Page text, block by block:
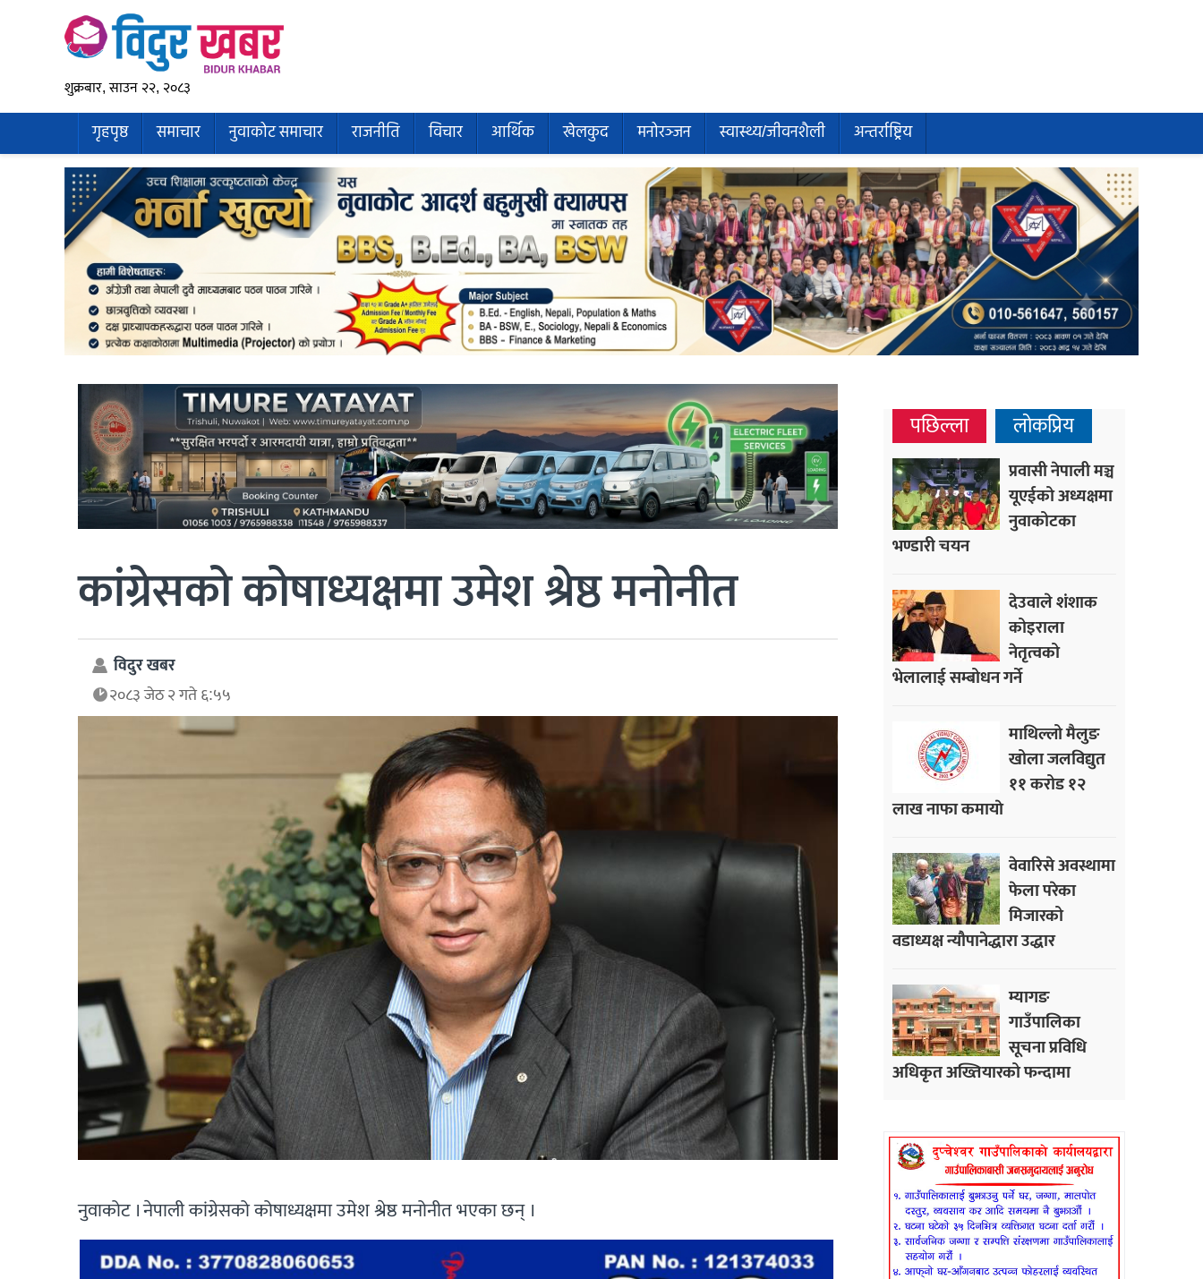
शुक्रबार, साउन २२, २०८३
गृहपृष्ठ समाचार नुवाकोट समाचार राजनीति विचार आर्थिक खेलकुद मनोरञ्जन स्वास्थ्य/जीवनशैली अन्तर्राष्ट्रिय
कांग्रेसको कोषाध्यक्षमा उमेश श्रेष्ठ मनोनीत
विदुर खबर
२०८३ जेठ २ गते ६:५५
नुवाकोट । नेपाली कांग्रेसको कोषाध्यक्षमा उमेश श्रेष्ठ मनोनीत भएका छन् ।
पछिल्ला लोकप्रिय
प्रवासी नेपाली मञ्च
यूएईको अध्यक्षमा
नुवाकोटका
भण्डारी चयन
देउवाले शंशाक
कोइराला
नेतृत्वको
भेलालाई सम्बोधन गर्ने
माथिल्लो मैलुङ
खोला जलविद्युत
११ करोड १२
लाख नाफा कमायाे
वेवारिसे अवस्थामा
फेला परेका
मिजारको
वडाध्यक्ष न्यौपानेद्धारा उद्धार
म्यागङ
गाउँपालिका
सूचना प्रविधि
अधिकृत अख्तियारको फन्दामा